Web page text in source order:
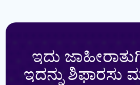
ಇದು
ಇದನ್ನು ಶಿಫಾರಸು